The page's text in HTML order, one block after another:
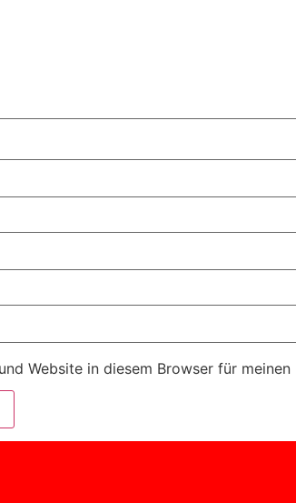
Website in diesem Browser für